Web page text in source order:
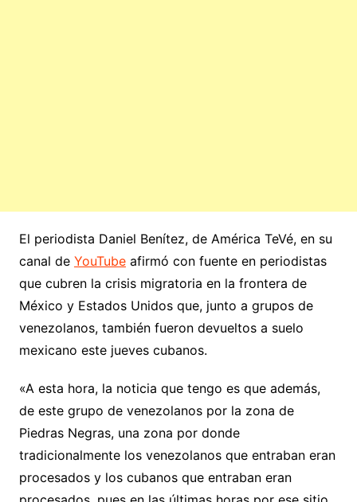
El periodista Daniel Benítez, de América TeVé, en su
canal de YouTubeafirmó con fuente en periodistas
que cubren la crisis migratoria en la frontera de
México y Estados Unidos que, junto a grupos de
venezolanos, también fueron devueltos a suelo
mexicano este jueves cubanos.
«A esta hora, la noticia que tengo es que además,
de este grupo de venezolanos por la zona de
Piedras Negras, una zona por donde
tradicionalmente los venezolanos que entraban eran
procesados y los cubanos que entraban eran